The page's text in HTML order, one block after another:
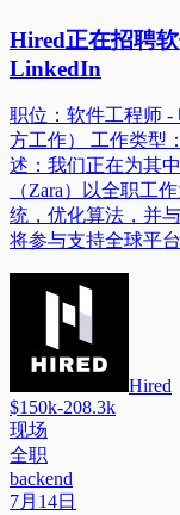
Hired正在招聘
LinkedIn
职位：软件工程师
方工作） 工作类型
述：我们正在为其
（Zara）以全职工
统，优化算法，并
将参与支持全球平
Hired
$150k-208.3k
现场
全职
backend
7月14日